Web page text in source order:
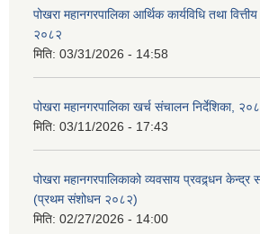
पोखरा महानगरपालिका आर्थिक कार्यविधि तथा
२०८२
मिति: 03/31/2026 - 14:58
पोखरा महानगरपालिका खर्च संचालन निर्देशिका,
मिति: 03/11/2026 - 17:43
पोखरा महानगरपालिकाको व्यवसाय प्रवद्र्धन केन्द्र
(प्रथम संशोधन २०८२)
मिति: 02/27/2026 - 14:00